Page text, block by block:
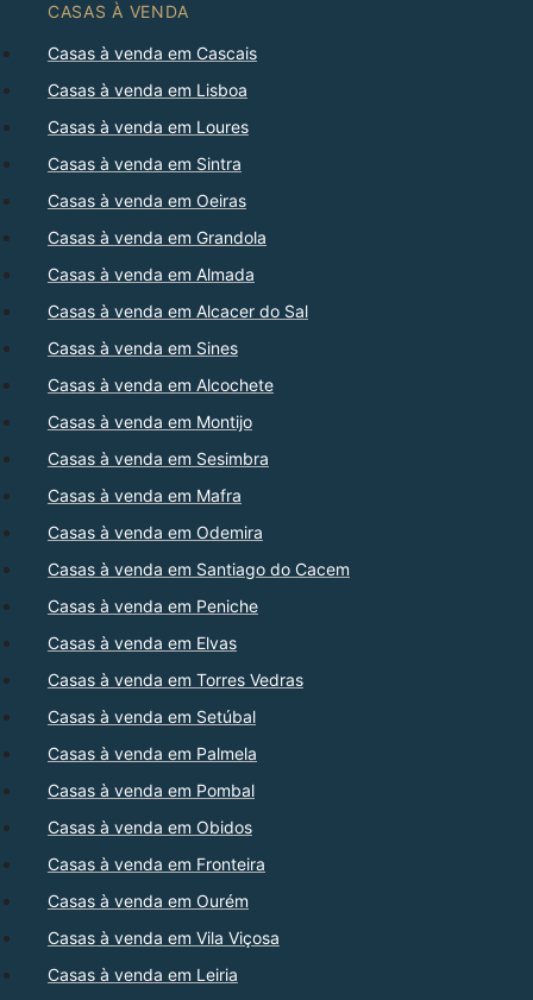
CASAS À VENDA
Casas à venda em Cascais
Casas à venda em Lisboa
Casas à venda em Loures
Casas à venda em Sintra
Casas à venda em Oeiras
Casas à venda em Grandola
Casas à venda em Almada
Casas à venda em Alcacer do Sal
Casas à venda em Sines
Casas à venda em Alcochete
Casas à venda em Montijo
Casas à venda em Sesimbra
Casas à venda em Mafra
Casas à venda em Odemira
Casas à venda em Santiago do Cacem
Casas à venda em Peniche
Casas à venda em Elvas
Casas à venda em Torres Vedras
Casas à venda em Setúbal
Casas à venda em Palmela
Casas à venda em Pombal
Casas à venda em Obidos
Casas à venda em Fronteira
Casas à venda em Ourém
Casas à venda em Vila Viçosa
Casas à venda em Leiria